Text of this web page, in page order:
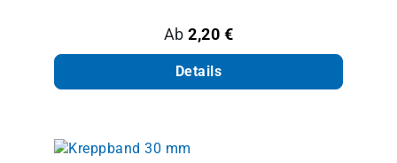
Regulärer Preis:
Ab2,20 €
Details